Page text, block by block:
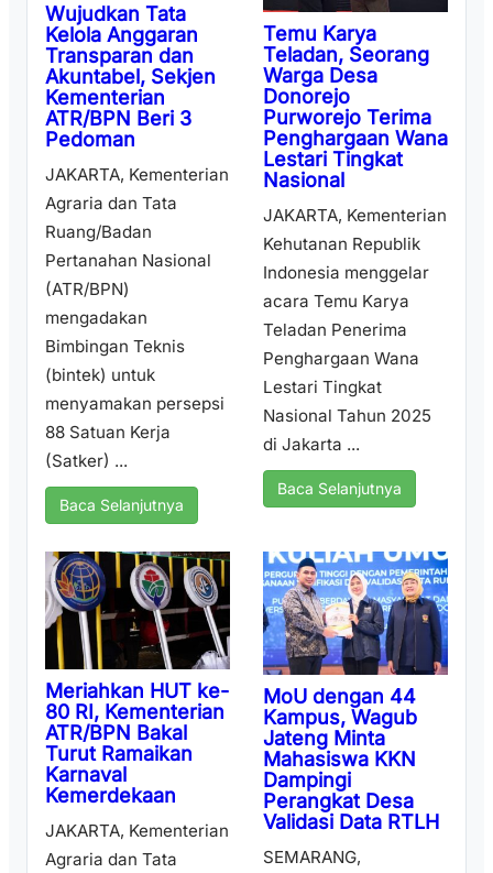
Wujudkan Tata
Kelola Anggaran
Transparan dan
Akuntabel, Sekjen
Kementerian
ATR/BPN Beri 3
Pedoman
JAKARTA, Kementerian
Agraria dan Tata
Ruang/Badan
Pertanahan Nasional
(ATR/BPN)
mengadakan
Bimbingan Teknis
(bintek) untuk
menyamakan persepsi
88 Satuan Kerja
(Satker) ...
Baca Selanjutnya
Temu Karya
Teladan, Seorang
Warga Desa
Donorejo
Purworejo Terima
Penghargaan Wana
Lestari Tingkat
Nasional
JAKARTA, Kementerian
Kehutanan Republik
Indonesia menggelar
acara Temu Karya
Teladan Penerima
Penghargaan Wana
Lestari Tingkat
Nasional Tahun 2025
di Jakarta ...
Baca Selanjutnya
Meriahkan HUT ke-
80 RI, Kementerian
ATR/BPN Bakal
Turut Ramaikan
Karnaval
Kemerdekaan
JAKARTA, Kementerian
Agraria dan Tata
MoU dengan 44
Kampus, Wagub
Jateng Minta
Mahasiswa KKN
Dampingi
Perangkat Desa
Validasi Data RTLH
SEMARANG,